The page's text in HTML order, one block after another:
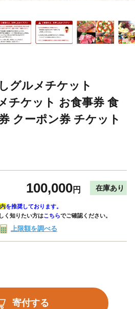
グルメチケット
チケット お食事券 食
クーポン券 チケット
100,000円 在庫あり
を推奨しております。
く知りたい方はこちらでご確認ください。
上限額を調べる
寄付する